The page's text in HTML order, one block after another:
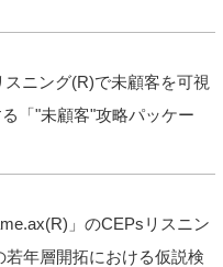
ニング(R)で未顧客を可視
「"未顧客"攻略パッケー
」のCEPsリスニン
年層開拓における仮説検